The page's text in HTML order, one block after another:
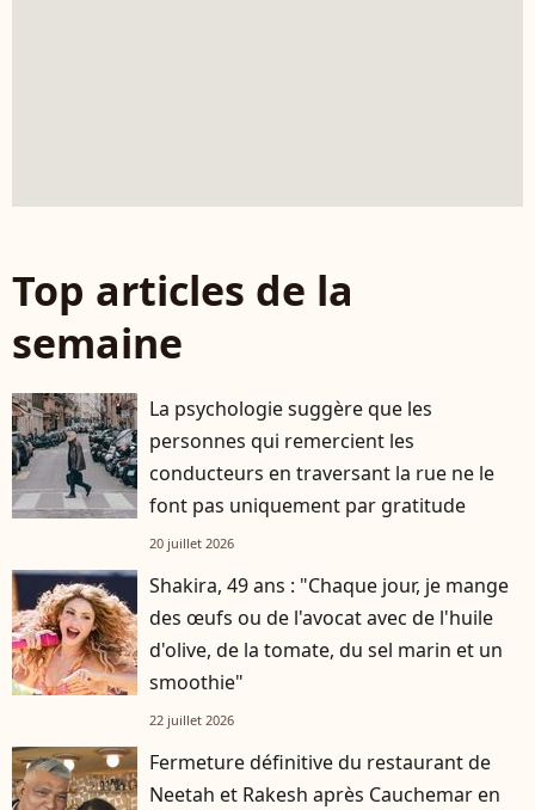
Top articles de la
semaine
La psychologie suggère que les
personnes qui remercient les
conducteurs en traversant la rue ne le
font pas uniquement par gratitude
20 juillet 2026
Shakira, 49 ans : "Chaque jour, je mange
des œufs ou de l'avocat avec de l'huile
d'olive, de la tomate, du sel marin et un
smoothie"
22 juillet 2026
Fermeture définitive du restaurant de
Neetah et Rakesh après Cauchemar en